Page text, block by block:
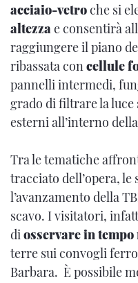
acciaio-vetroche si
altezza e consentirà
raggiungere il piano
ribassata con cellule
pannelli intermedi,
grado di filtrare la
esterni all’interno
Tra le tematiche
tracciato dell’opera,
l’avanzamento della
scavo. I visitatori,
di osservare in tempo
terre sui convogli
Barbara. È possibile